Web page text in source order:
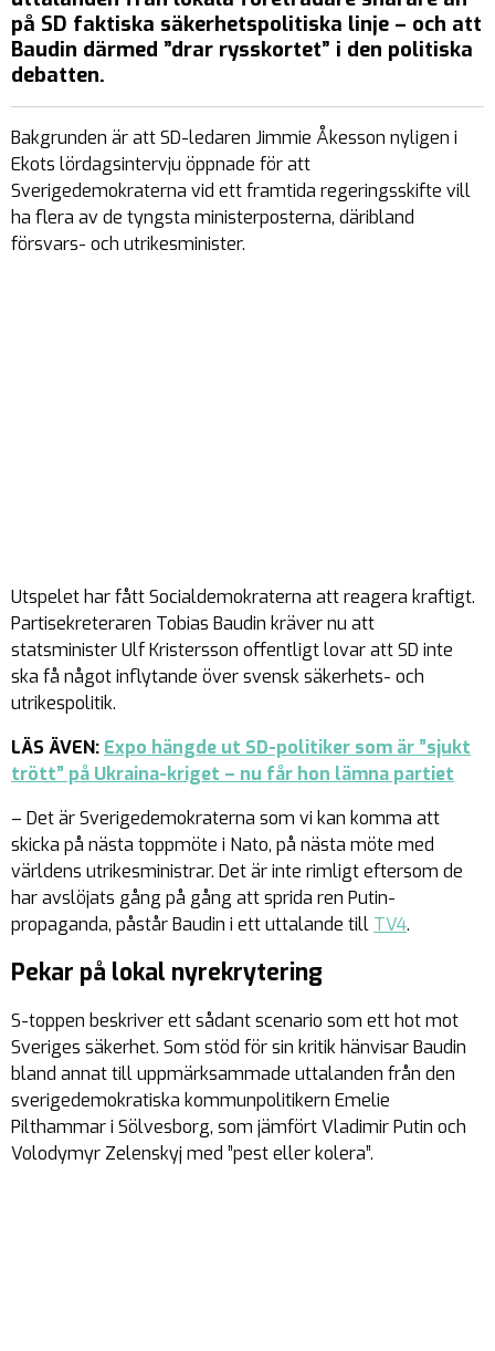
på SD faktiska säkerhetspolitiska linje – och att
Baudin därmed ”drar rysskortet” i den politiska
debatten.
Bakgrunden är att SD-ledaren Jimmie Åkesson nyligen i
Ekots lördagsintervju öppnade för att
Sverigedemokraterna vid ett framtida regeringsskifte vill
ha flera av de tyngsta ministerposterna, däribland
försvars- och utrikesminister.
Utspelet har fått Socialdemokraterna att reagera kraftigt.
Partisekreteraren Tobias Baudin kräver nu att
statsminister Ulf Kristersson offentligt lovar att SD inte
ska få något inflytande över svensk säkerhets- och
utrikespolitik.
LÄS ÄVEN: Expo hängde ut SD-politiker som är ”sjukt
trött” på Ukraina-kriget – nu får hon lämna partiet
– Det är Sverigedemokraterna som vi kan komma att
skicka på nästa toppmöte i Nato, på nästa möte med
världens utrikesministrar. Det är inte rimligt eftersom de
har avslöjats gång på gång att sprida ren Putin-
propaganda, påstår Baudin i ett uttalande till TV4.
Pekar på lokal nyrekrytering
S-toppen beskriver ett sådant scenario som ett hot mot
Sveriges säkerhet. Som stöd för sin kritik hänvisar Baudin
bland annat till uppmärksammade uttalanden från den
sverigedemokratiska kommunpolitikern Emelie
Pilthammar i Sölvesborg, som jämfört Vladimir Putin och
Volodymyr Zelenskyj med ”pest eller kolera”.